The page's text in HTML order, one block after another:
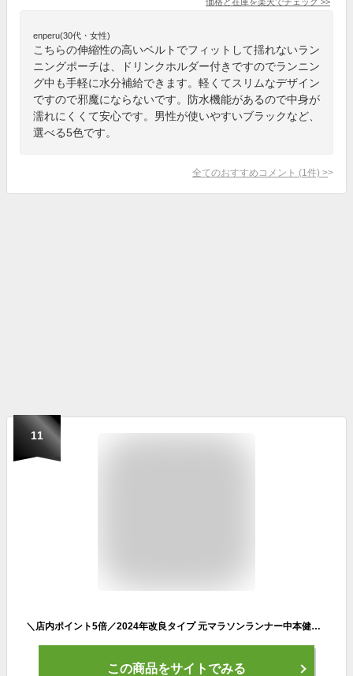
enperu(30代・女性)
こちらの伸縮性の高いベルトでフィットして揺れないラン
ニングポーチは、ドリンクホルダー付きですのでランニン
グ中も手軽に水分補給できます。軽くてスリムなデザイン
ですので邪魔にならないです。防水機能があるので中身が
濡れにくくて安心です。男性が使いやすいブラックなど、
選べる5色です。
全てのおすすめコメント (1 件) >
11
＼店内ポイント5倍／2024年改良タイプ 元マラソンランナー中本健太郎さん愛用 PITAT PRO ランニングポーチ 揺れない 保冷機能 耐熱シート 給水ポケット ウエストバック ジョギング ボトルポーチ ランニング ポーチ ウエストポーチ 防水 洗濯可
この商品をサイトでみる